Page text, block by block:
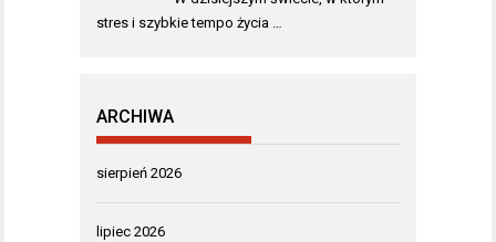
stres i szybkie tempo życia …
ARCHIWA
sierpień 2026
lipiec 2026